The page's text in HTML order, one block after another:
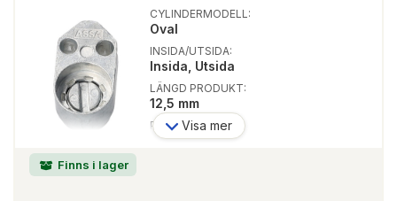
Finns i lager
CYLINDERMODELL:
Oval
INSIDA/UTSIDA:
Insida, Utsida
LÄNGD PRODUKT:
12,5 mm
PASSAR LÅSTYP:
Modullås, Smalprofil Classic,
Visa mer